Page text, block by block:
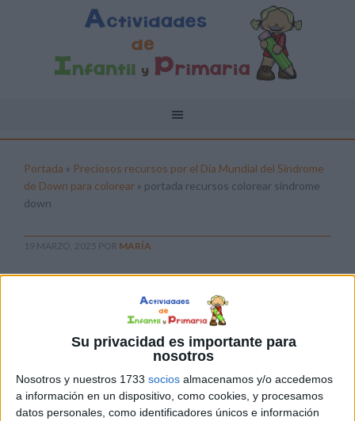
Su privacidad es importante para
nosotros
Nosotros y nuestros 1733 socios almacenamos y/o accedemos
a información en un dispositivo, como cookies, y procesamos
datos personales, como identificadores únicos e información
Portada » Preciosos recursos por el Día Mundial del Síndrome
de Down para colorear » portada recursos colorear sindrome
down
19 MARZO, 2025 POR MARÍA
sindrome down
Pulsa sobre el enlace para descargar el